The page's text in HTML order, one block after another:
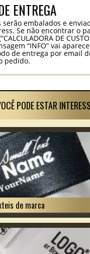
ENTREGA
embalados e
Se não encontrar o
DE
“INFO” vai
de entrega por email
pedido.
PODE ESTAR
de marca